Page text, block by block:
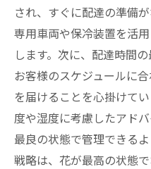
され、すぐに配達の準備
専用車両や保冷装置を活
します。次に、配達時間
お客様のスケジュールに
を届けることを心掛けて
度や湿度に考慮したアド
最良の状態で管理できる
戦略は、花が最高の状態